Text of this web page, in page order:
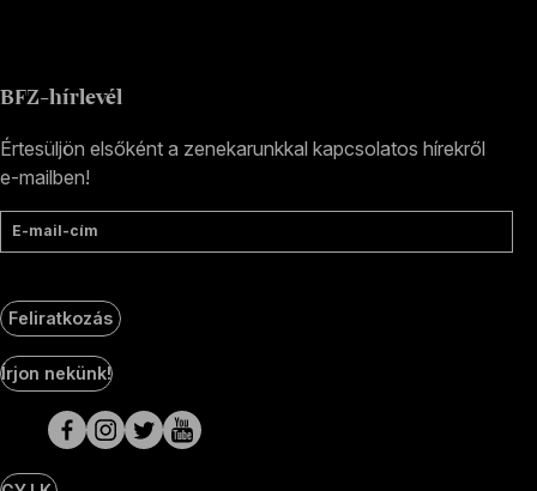
BFZ-hírlevél
Értesüljön elsőként a zenekarunkkal kapcsolatos hírekről
e-mailben!
E-mail-cím
Feliratkozás
Social
Media
oldalak
Írjon nekünk!